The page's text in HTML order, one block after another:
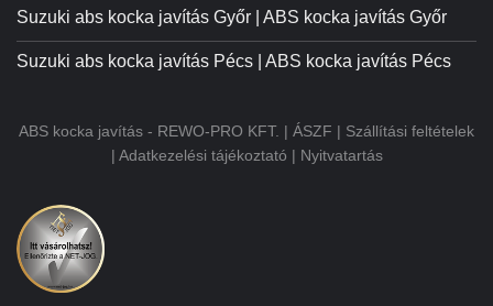
Suzuki abs kocka javítás Győr | ABS kocka javítás Győr
Suzuki abs kocka javítás Pécs | ABS kocka javítás Pécs
ABS kocka javítás - REWO-PRO KFT. | ÁSZF | Szállítási feltételek
| Adatkezelési tájékoztató | Nyitvatartás